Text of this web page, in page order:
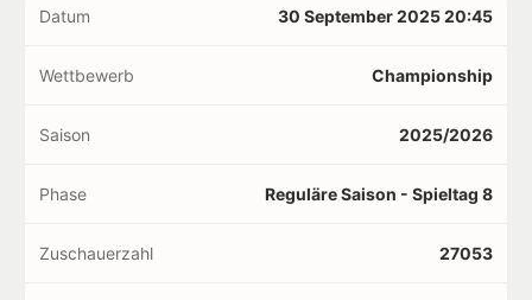
Datum 30 September 2025 20:45
Wettbewerb Championship
Saison 2025/2026
Phase Reguläre Saison - Spieltag 8
Zuschauerzahl 27053